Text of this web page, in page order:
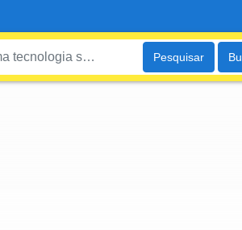
Pesquisar